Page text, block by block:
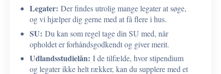
Legater: Der findes utrolig mange legater at søge,
og vi hjælper dig gerne med at få flere i hus.
SU: Du kan som regel tage din SU med, når
opholdet er forhåndsgodkendt og giver merit.
Udlandsstudielån: I de tilfælde, hvor stipendium
og legater ikke helt rækker, kan du supplere med et